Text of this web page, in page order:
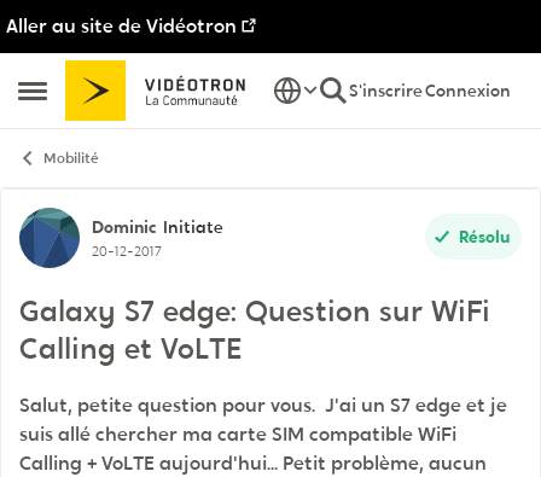
Aller au site de Vidéotron
Ouvrir Menu Latéral
Passer au contenu
S'inscrireConnexion
Mobilité
Discussion de forum
Dominic Initiate
20-12-2017
Résolu
Galaxy S7 edge: Question sur WiFi
Calling et VoLTE
Salut, petite question pour vous. J'ai un S7 edge et je
suis allé chercher ma carte SIM compatible WiFi
Calling + VoLTE aujourd'hui... Petit problème, aucun